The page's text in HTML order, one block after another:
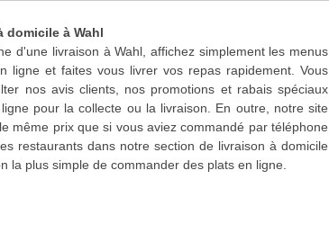
domicile à Wahl
d'une livraison à Wahl, affichez simplement les menus
ligne et faites vous livrer vos repas rapidement. Vous
nos avis clients, nos promotions et rabais spéciaux
pour la collecte ou la livraison. En outre, notre site
même prix que si vous aviez commandé par téléphone
restaurants dans notre section de livraison à domicile
la plus simple de commander des plats en ligne.